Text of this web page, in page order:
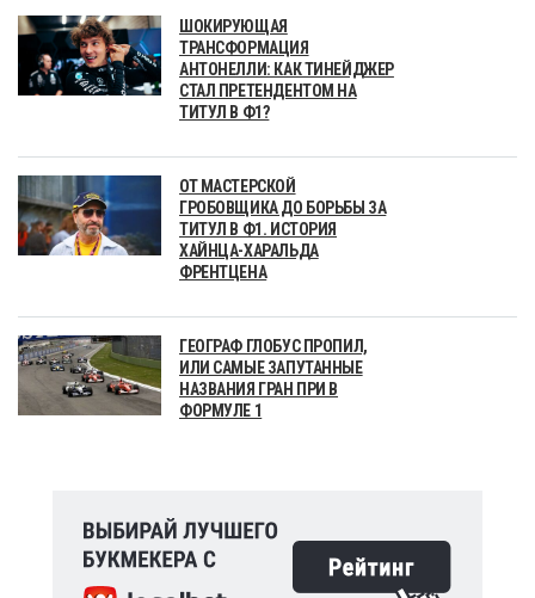
ШОКИРУЮЩАЯ
ТРАНСФОРМАЦИЯ
АНТОНЕЛЛИ: КАК ТИНЕЙДЖЕР
СТАЛ ПРЕТЕНДЕНТОМ НА
ТИТУЛ В Ф1?
ОТ МАСТЕРСКОЙ
ГРОБОВЩИКА ДО БОРЬБЫ ЗА
ТИТУЛ В Ф1. ИСТОРИЯ
ХАЙНЦА-ХАРАЛЬДА
ФРЕНТЦЕНА
ГЕОГРАФ ГЛОБУС ПРОПИЛ,
ИЛИ САМЫЕ ЗАПУТАННЫЕ
НАЗВАНИЯ ГРАН ПРИ В
ФОРМУЛЕ 1